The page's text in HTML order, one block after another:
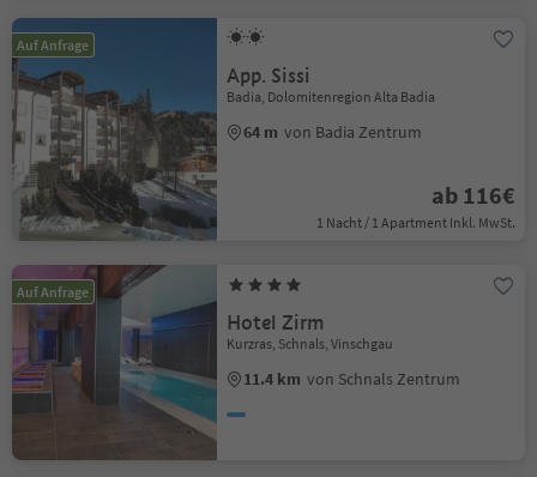
Auf Anfrage
App. Sissi
Badia, Dolomitenregion Alta Badia
64 m von Badia Zentrum
ab 116€
1 Nacht / 1 Apartment Inkl. MwSt.
Auf Anfrage
Hotel Zirm
Kurzras, Schnals, Vinschgau
11.4 km von Schnals Zentrum